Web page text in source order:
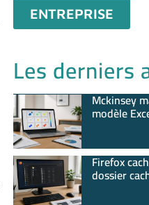
ENTREPRISE
Les derniers
Mckinsey
modèle
Firefox
dossier